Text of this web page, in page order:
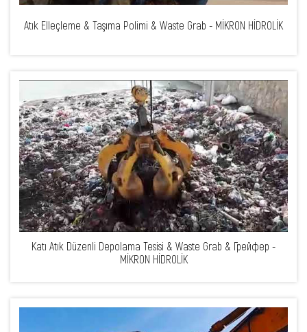
Atık Elleçleme & Taşıma Polimi & Waste Grab - MİKRON HİDROLİK
Katı Atık Düzenli Depolama Tesisi & Waste Grab & Грейфер -
MİKRON HİDROLİK